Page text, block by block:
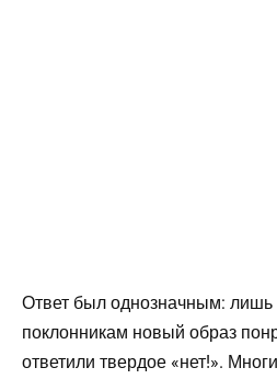
Ответ был однозначным: лишь
поклонникам новый образ
ответили твердое «нет!».